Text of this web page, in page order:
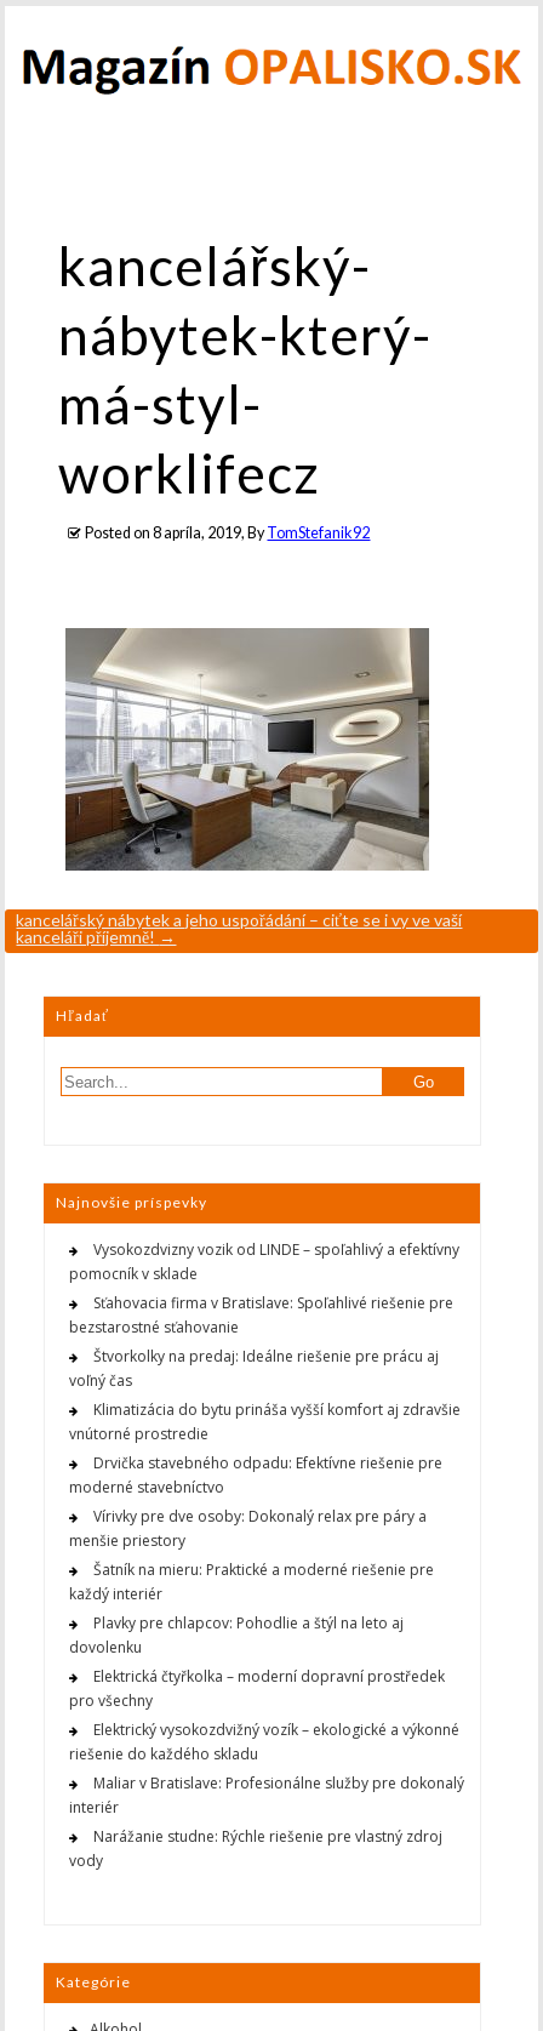
kancelářský-
nábytek-který-
má-styl-
worklifecz
Posted on 8 apríla, 2019, ByTomStefanik92
kancelářský nábytek a jeho uspořádání – ciťte se i vy ve vaší
kanceláři příjemně! →
Hľadať
Najnovšie príspevky
Vysokozdvizny vozik od LINDE – spoľahlivý a efektívny
pomocník v sklade
Sťahovacia firma v Bratislave: Spoľahlivé riešenie pre
bezstarostné sťahovanie
Štvorkolky na predaj: Ideálne riešenie pre prácu aj
voľný čas
Klimatizácia do bytu prináša vyšší komfort aj zdravšie
vnútorné prostredie
Drvička stavebného odpadu: Efektívne riešenie pre
moderné stavebníctvo
Vírivky pre dve osoby: Dokonalý relax pre páry a
menšie priestory
Šatník na mieru: Praktické a moderné riešenie pre
každý interiér
Plavky pre chlapcov: Pohodlie a štýl na leto aj
dovolenku
Elektrická čtyřkolka – moderní dopravní prostředek
pro všechny
Elektrický vysokozdvižný vozík – ekologické a výkonné
riešenie do každého skladu
Maliar v Bratislave: Profesionálne služby pre dokonalý
interiér
Narážanie studne: Rýchle riešenie pre vlastný zdroj
vody
Kategórie